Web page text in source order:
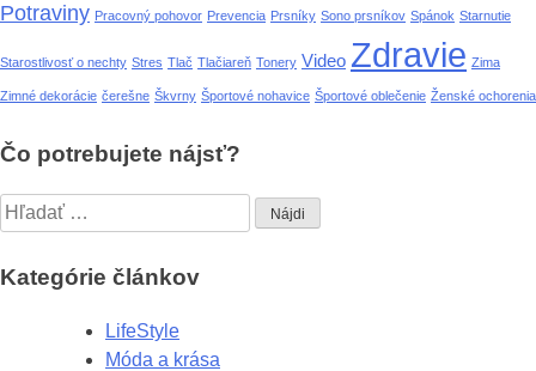
Potraviny Pracovný pohovor Prevencia Prsníky Sono prsníkov Spánok Starnutie
Starostlivosť o nechty Stres Tlač Tlačiareň Tonery Video Zdravie Zima
Zimné dekorácie čerešne Škvrny Športové nohavice Športové oblečenie Ženské ochorenia
Čo potrebujete nájsť?
Hľadať:
Kategórie článkov
LifeStyle
Móda a krása